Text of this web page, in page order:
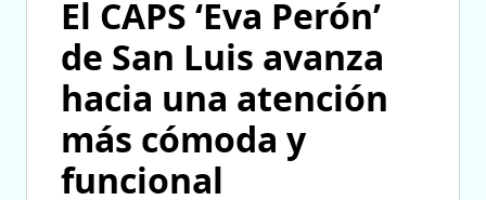
El CAPS ‘Eva Perón’
de San Luis avanza
hacia una atención
más cómoda y
funcional